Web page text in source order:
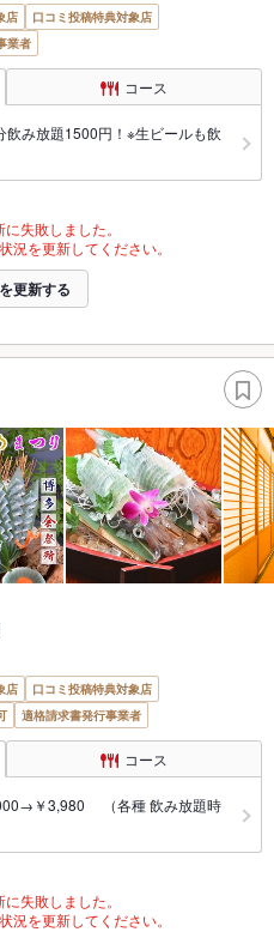
店
口コミ投稿特典対象店
業者
コース
み放題1500円！※生ビールも飲
失敗しました。
況を更新してください。
更新する
店
口コミ投稿特典対象店
適格請求書発行事業者
コース
￥3,980 （各種 飲み放題時
失敗しました。
況を更新してください。